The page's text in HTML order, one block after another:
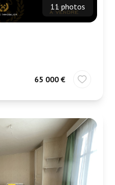
11 photos
65 000 €